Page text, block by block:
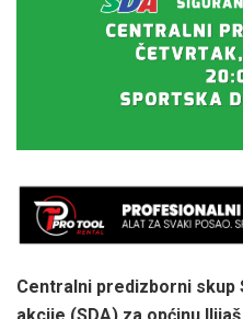
Centralni predizborni